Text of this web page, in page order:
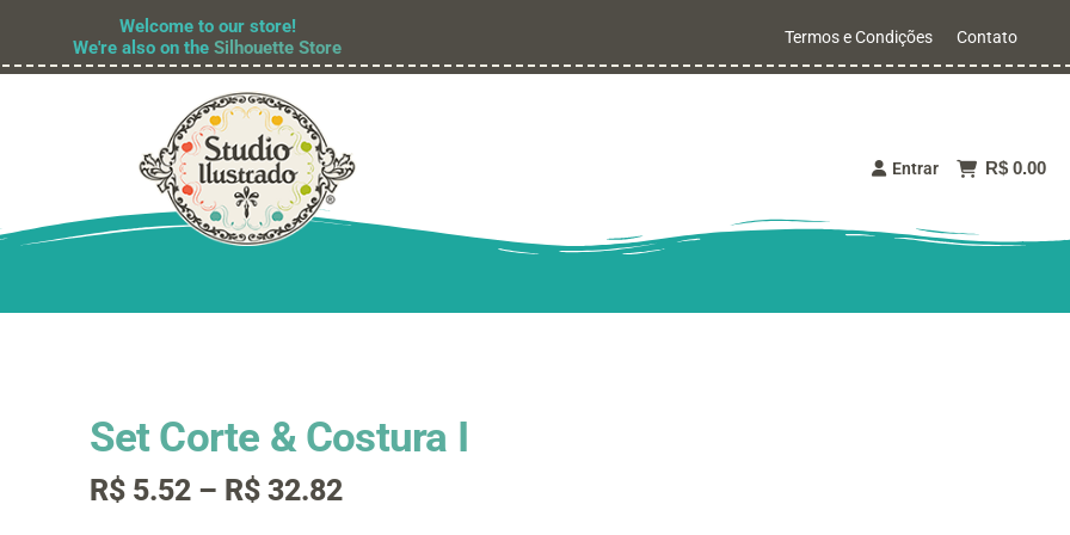
Welcome to our store!
We're also on theSilhouette Store Termos e Condições Contato
Entrar R$ 0.00
Set Corte & Costura I
R$5.52 – R$32.82Faixa